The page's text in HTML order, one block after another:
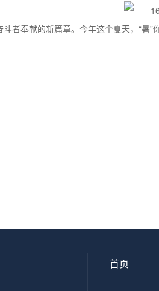
者奉献的新篇章。今年这个夏天，“暑”
首页